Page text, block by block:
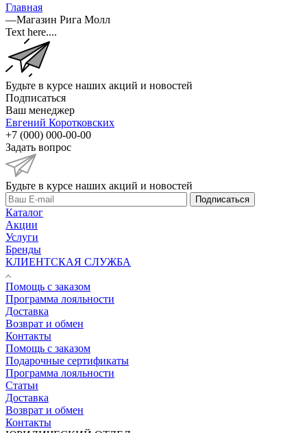
Главная
—Магазин Рига Молл
Text here....
Будьте в курсе наших акций и новостей
Подписаться
Ваш менеджер
Евгений Коротковских
+7 (000) 000-00-00
Задать вопрос
Будьте в курсе наших акций и новостей
Подписаться
Каталог
Акции
Услуги
Бренды
КЛИЕНТСКАЯ СЛУЖБА
Помощь с заказом
Программа лояльности
Доставка
Возврат и обмен
Контакты
Помощь с заказом
Подарочные сертификаты
Программа лояльности
Статьи
Доставка
Возврат и обмен
Контакты